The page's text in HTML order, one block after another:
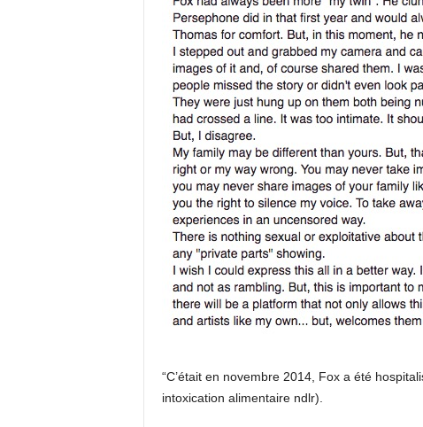
“C’était en novembre 2014, Fox a été
intoxication alimentaire ndlr).